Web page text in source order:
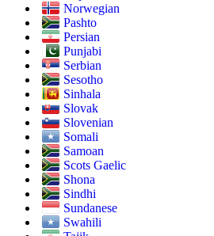
Norwegian
Pashto
Persian
Punjabi
Serbian
Sesotho
Sinhala
Slovak
Slovenian
Somali
Samoan
Scots Gaelic
Shona
Sindhi
Sundanese
Swahili